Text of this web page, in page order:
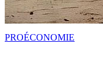
PROÉCONOMIE